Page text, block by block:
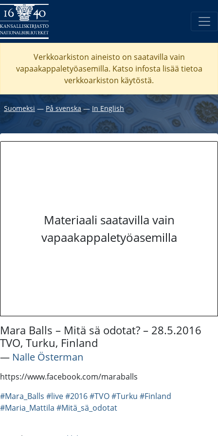
Verkkoarkiston aineisto on saatavilla vain
vapaakappaletyöasemilla. Katso infosta lisää tietoa
verkkoarkiston käytöstä.
Suomeksi ― På svenska― In English
Materiaali saatavilla vain
vapaakappaletyöasemilla
Mara Balls – Mitä sä odotat? – 28.5.2016
TVO, Turku, Finland
― Nalle Österman
https://www.facebook.com/maraballs
#Mara_Balls #live#2016#TVO#Turku #Finland
#Maria_Mattila #Mitä_sä_odotat